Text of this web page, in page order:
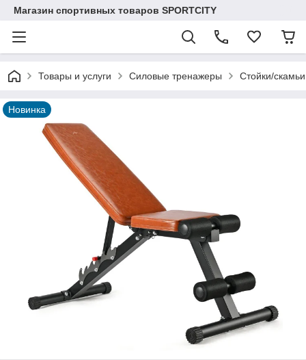
Магазин спортивных товаров SPORTCITY
Товары и услуги Силовые тренажеры Стойки/
Новинка